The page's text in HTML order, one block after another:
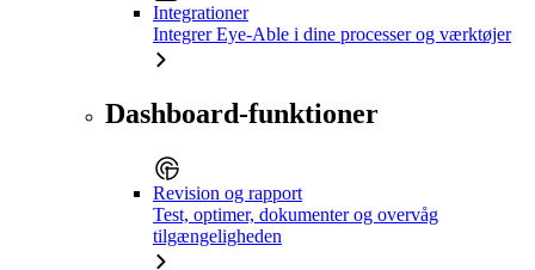
Integrationer
Integrer Eye-Able i dine processer og værktøjer
Dashboard-funktioner
Revision og rapport
Test, optimer, dokumenter og overvåg
tilgængeligheden